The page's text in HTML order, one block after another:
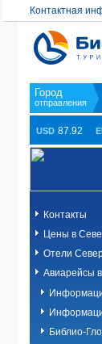
Контактная
USD 87.92
Контакты
Цены в
Отели
Авиарейсы
Библио-